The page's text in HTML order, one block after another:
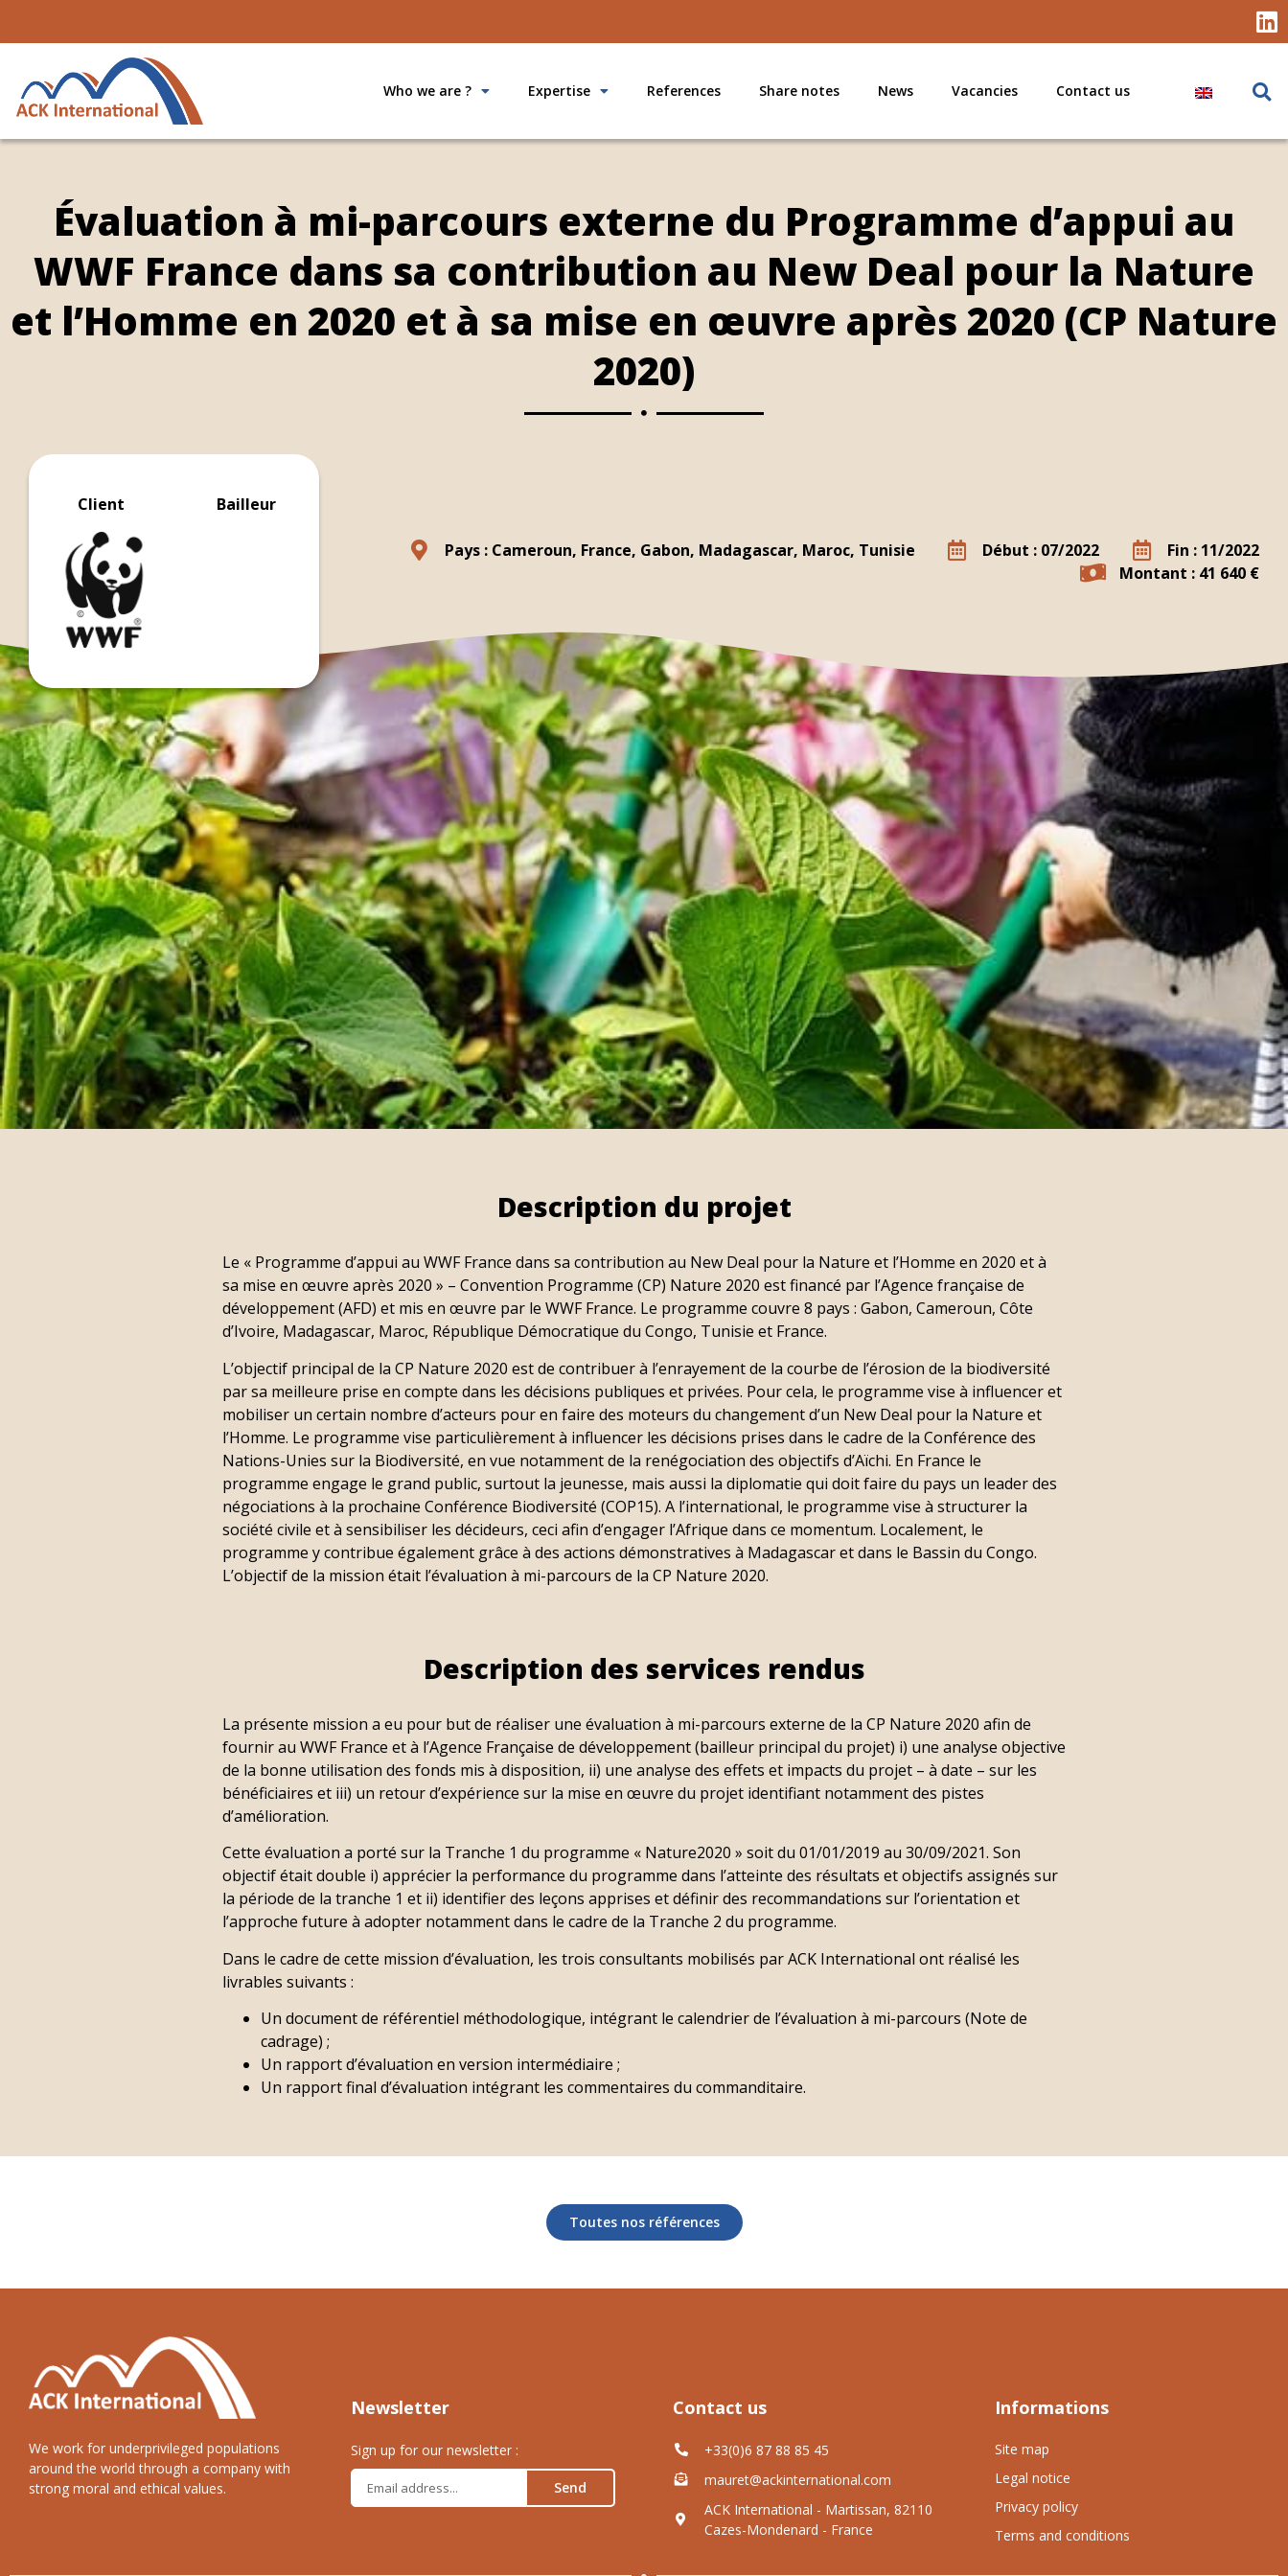
Who we are ? Expertise References Share notes News Vacancies Contact us
Évaluation à mi-parcours externe du Programme d’appui au
WWF France dans sa contribution au New Deal pour la Nature
et l’Homme en 2020 et à sa mise en œuvre après 2020 (CP Nature
2020)
Client Bailleur
Pays : Cameroun, France, Gabon, Madagascar, Maroc, Tunisie Début : 07/2022
Fin : 11/2022
Montant : 41 640 €
Description du projet
Le « Programme d’appui au WWF France dans sa contribution au New Deal pour la Nature et l’Homme en 2020 et à
sa mise en œuvre après 2020 » – Convention Programme (CP) Nature 2020 est financé par l’Agence française de
développement (AFD) et mis en œuvre par le WWF France. Le programme couvre 8 pays : Gabon, Cameroun, Côte
d’Ivoire, Madagascar, Maroc, République Démocratique du Congo, Tunisie et France.
L’objectif principal de la CP Nature 2020 est de contribuer à l’enrayement de la courbe de l’érosion de la biodiversité
par sa meilleure prise en compte dans les décisions publiques et privées. Pour cela, le programme vise à influencer et
mobiliser un certain nombre d’acteurs pour en faire des moteurs du changement d’un New Deal pour la Nature et
l’Homme. Le programme vise particulièrement à influencer les décisions prises dans le cadre de la Conférence des
Nations-Unies sur la Biodiversité, en vue notamment de la renégociation des objectifs d’Aïchi. En France le
programme engage le grand public, surtout la jeunesse, mais aussi la diplomatie qui doit faire du pays un leader des
négociations à la prochaine Conférence Biodiversité (COP15). A l’international, le programme vise à structurer la
société civile et à sensibiliser les décideurs, ceci afin d’engager l’Afrique dans ce momentum. Localement, le
programme y contribue également grâce à des actions démonstratives à Madagascar et dans le Bassin du Congo.
L’objectif de la mission était l’évaluation à mi-parcours de la CP Nature 2020.
Description des services rendus
La présente mission a eu pour but de réaliser une évaluation à mi-parcours externe de la CP Nature 2020 afin de
fournir au WWF France et à l’Agence Française de développement (bailleur principal du projet) i) une analyse objective
de la bonne utilisation des fonds mis à disposition, ii) une analyse des effets et impacts du projet – à date – sur les
bénéficiaires et iii) un retour d’expérience sur la mise en œuvre du projet identifiant notamment des pistes
d’amélioration.
Cette évaluation a porté sur la Tranche 1 du programme « Nature2020 » soit du 01/01/2019 au 30/09/2021. Son
objectif était double i) apprécier la performance du programme dans l’atteinte des résultats et objectifs assignés sur
la période de la tranche 1 et ii) identifier des leçons apprises et définir des recommandations sur l’orientation et
l’approche future à adopter notamment dans le cadre de la Tranche 2 du programme.
Dans le cadre de cette mission d’évaluation, les trois consultants mobilisés par ACK International ont réalisé les
livrables suivants :
Un document de référentiel méthodologique, intégrant le calendrier de l’évaluation à mi-parcours (Note de
cadrage) ;
Un rapport d’évaluation en version intermédiaire ;
Un rapport final d’évaluation intégrant les commentaires du commanditaire.
Toutes nos références
We work for underprivileged populations
around the world through a company with
strong moral and ethical values.
Newsletter
Sign up for our newsletter :
Send
Contact us
+33(0)6 87 88 85 45
mauret@ackinternational.com
ACK International - Martissan, 82110
Cazes-Mondenard - France
Informations
Site map
Legal notice
Privacy policy
Terms and conditions